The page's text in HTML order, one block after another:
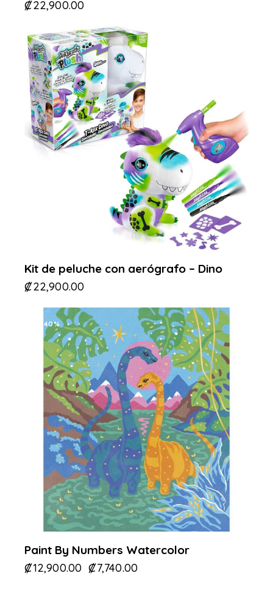
₡22,900.00
Kit de peluche con aerógrafo – Dino
₡22,900.00
-40%
Paint By Numbers Watercolor
₡12,900.00 ₡7,740.00